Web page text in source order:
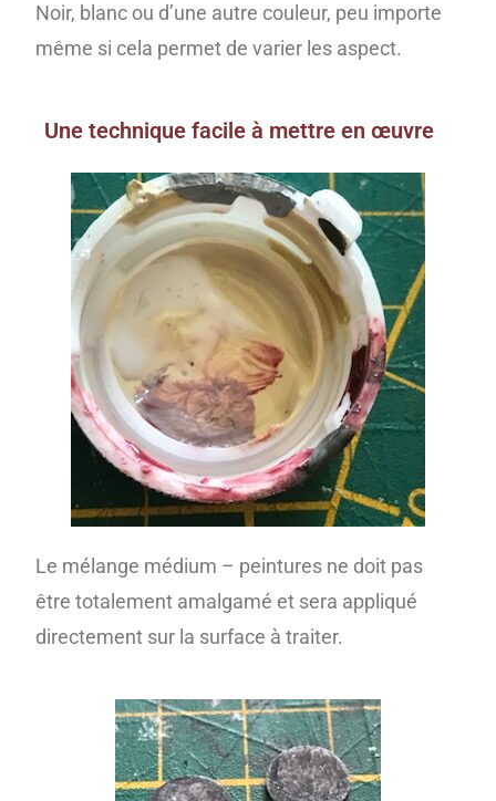
Noir, blanc ou d’une autre couleur, peu importe
même si cela permet de varier les aspect.
Une technique facile à mettre en œuvre
Le mélange médium – peintures ne doit pas
être totalement amalgamé et sera appliqué
directement sur la surface à traiter.